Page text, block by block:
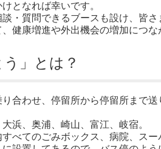
となれば幸いです。
・質問できるブースも設け、皆さ
健康増進や外出機会の増加につな
う」とは？
合わせ、停留所から停留所まで
浜、奥浦、崎山、富江、岐宿。
べてのごみボックス、病院、スー